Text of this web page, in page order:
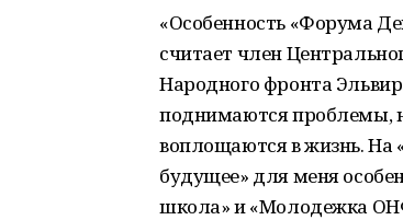
«Особенность «Форума
считает член
Народного фронта
поднимаются проблемы,
воплощаются в жизнь. На
будущее» для меня
школа» и «Молодежка